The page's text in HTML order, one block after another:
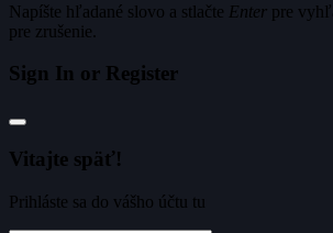
Napíšte hľadané slovo a stlačte Enter pre
pre zrušenie.
Sign In or Register
Vitajte späť!
Prihláste sa do vášho účtu tu